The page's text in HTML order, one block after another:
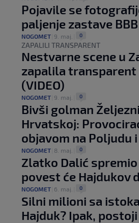
Pojavile se
paljenje zastave BBB
NOGOMET 9. maj. 0
ZAPALILI TRANSPARENT
Nestvarne scene u
zapalila transparent
(VIDEO)
NOGOMET 9. maj. 0
Bivši golman
Hrvatskoj:
objavom na Poljudu
NOGOMET 8. maj. 0
Zlatko Dalić
povest će Hajdukov
NOGOMET 6. maj. 0
Silni milioni sa
Hajduk? Ipak,